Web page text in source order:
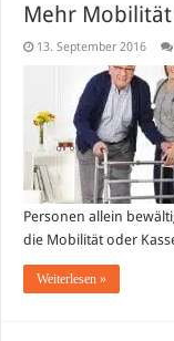
Mehr
13. September 2016
Personen allein
die Mobilität oder
Weiterlesen »